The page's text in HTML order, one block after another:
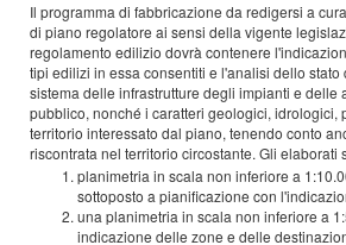
Il programma di fabbricazione da redigersi a
di piano regolatore ai sensi della vigente
regolamento edilizio dovrà contenere
tipi edilizi in essa consentiti e l'analisi dello stato
sistema delle infrastrutture degli impianti e delle
pubblico, nonché i caratteri geologici, idrologici,
territorio interessato dal piano, tenendo conto
riscontrata nel territorio circostante. Gli elaborati
planimetria in scala non inferiore a
sottoposto a pianificazione con
una planimetria in scala non inferiore a
indicazione delle zone e delle